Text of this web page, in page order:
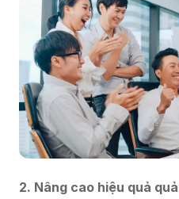
2. Nâng cao hiệu quả